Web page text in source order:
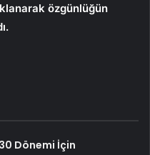
özgünlüğün
Dönemi İçin